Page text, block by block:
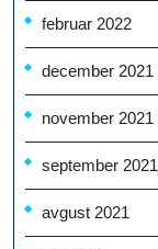
februar 2022
december 2021
november 2021
september 2021
avgust 2021